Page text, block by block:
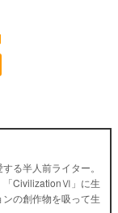
る半人前ライター。
「CivilizationⅥ」に生
の創作物を吸って生